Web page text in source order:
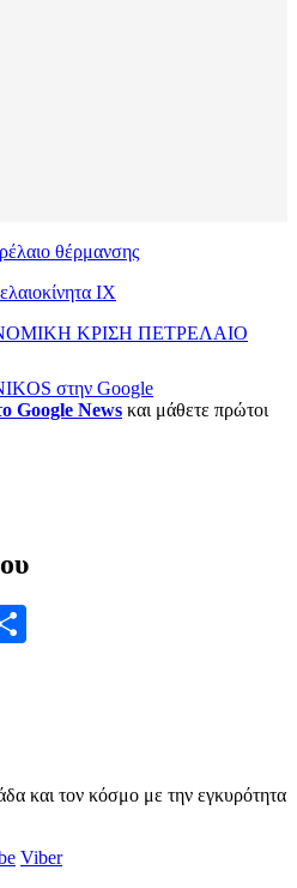
θέρμανσης
ΙΧ
ΚΡΙΣΗ ΠΕΤΡΕΛΑΙΟ
στην Google
Google News και μάθετε πρώτοι
και τον κόσμο με την εγκυρότητα
Viber